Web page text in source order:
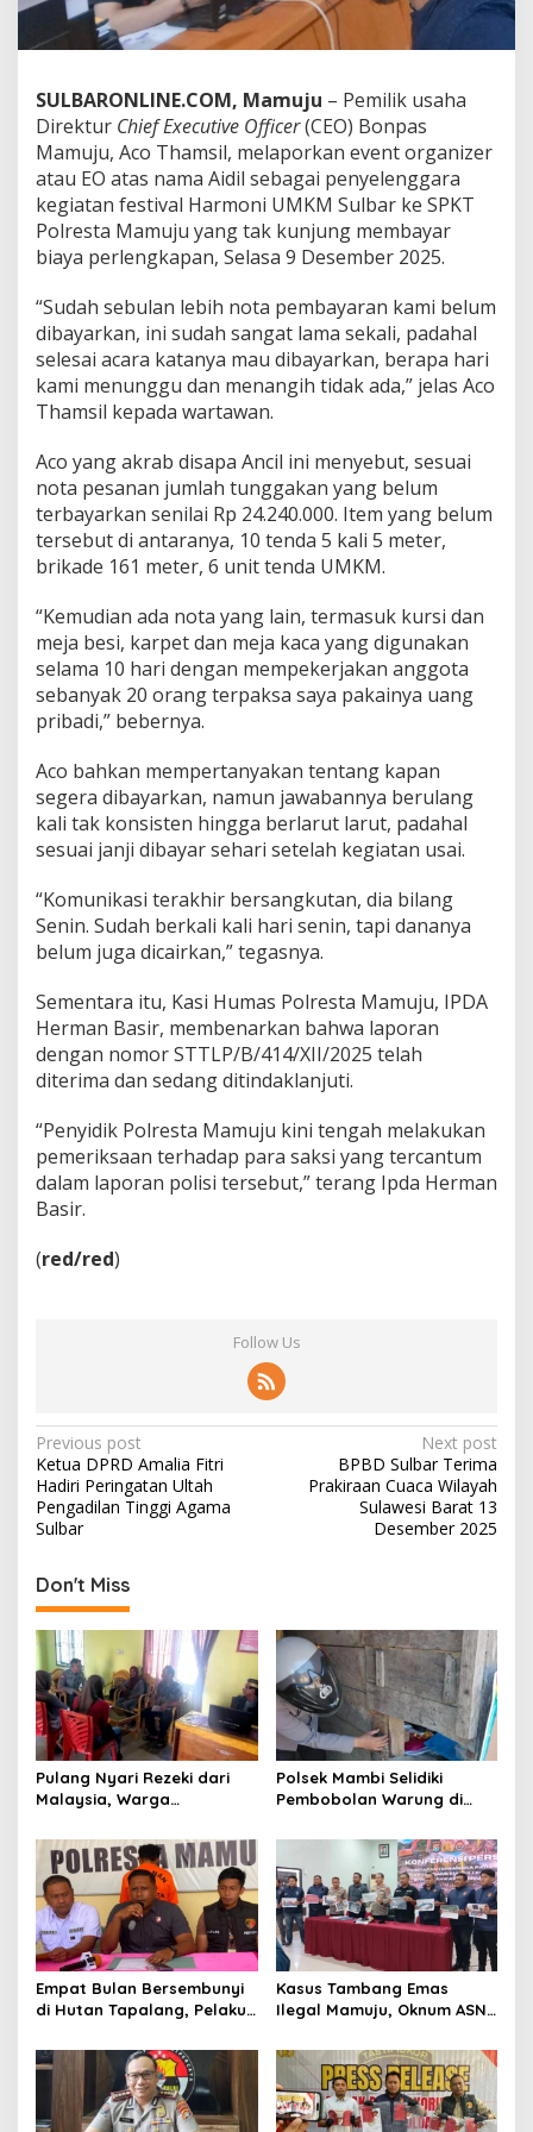
E
F
s
t
i
v
a
l
H
a
r
o
n
U
M
K
S
u
l
b
a
r
e
P
o
l
i
,
T
a
k
B
y
a
r
S
w
a
M
e
n
n
g
g
a
a
n
SULBARONLINE.COM, Mamuju – Pemilik usaha
Direktur Chief Executive Officer(CEO) Bonpas
Mamuju, Aco Thamsil, melaporkan event organizer
atau EO atas nama Aidil sebagai penyelenggara
kegiatan festival Harmoni UMKM Sulbar ke SPKT
Polresta Mamuju yang tak kunjung membayar
biaya perlengkapan, Selasa 9 Desember 2025.
“Sudah sebulan lebih nota pembayaran kami belum
dibayarkan, ini sudah sangat lama sekali, padahal
selesai acara katanya mau dibayarkan, berapa hari
kami menunggu dan menangih tidak ada,” jelas Aco
Thamsil kepada wartawan.
Aco yang akrab disapa Ancil ini menyebut, sesuai
nota pesanan jumlah tunggakan yang belum
terbayarkan senilai Rp 24.240.000. Item yang belum
tersebut di antaranya, 10 tenda 5 kali 5 meter,
brikade 161 meter, 6 unit tenda UMKM.
“Kemudian ada nota yang lain, termasuk kursi dan
meja besi, karpet dan meja kaca yang digunakan
selama 10 hari dengan mempekerjakan anggota
sebanyak 20 orang terpaksa saya pakainya uang
pribadi,” bebernya.
Aco bahkan mempertanyakan tentang kapan
segera dibayarkan, namun jawabannya berulang
kali tak konsisten hingga berlarut larut, padahal
sesuai janji dibayar sehari setelah kegiatan usai.
“Komunikasi terakhir bersangkutan, dia bilang
Senin. Sudah berkali kali hari senin, tapi dananya
belum juga dicairkan,” tegasnya.
Sementara itu, Kasi Humas Polresta Mamuju, IPDA
Herman Basir, membenarkan bahwa laporan
dengan nomor STTLP/B/414/XII/2025 telah
diterima dan sedang ditindaklanjuti.
“Penyidik Polresta Mamuju kini tengah melakukan
pemeriksaan terhadap para saksi yang tercantum
dalam laporan polisi tersebut,” terang Ipda Herman
Basir.
(red/red)
Follow Us
P
o
s
t
n
a
v
i
g
a
t
i
o
n
Previous post
Ketua DPRD Amalia Fitri
Hadiri Peringatan Ultah
Pengadilan Tinggi Agama
Sulbar
Next post
BPBD Sulbar Terima
Prakiraan Cuaca Wilayah
Sulawesi Barat 13
Desember 2025
Don't Miss
Pulang Nyari Rezeki dari
Malaysia, Warga
Rumahnya Sudah
Bersertifikat atas Nama
Orang Lain
Polsek Mambi Selidiki
Pembobolan Warung di
Jutaan Rupiah
Empat Bulan Bersembunyi
di Hutan Tapalang, Pelaku
Mamuju Diringkus Polisi
Kasus Tambang Emas
Ilegal Mamuju, Oknum ASN
Tersangka